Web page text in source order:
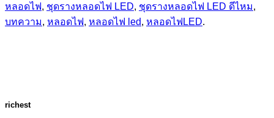
หลอดไฟ, ชุดรางหลอดไฟ LED, ชุดรางหลอดไฟ LED ดีไหม,
บทความ, หลอดไฟ, หลอดไฟ led, หลอดไฟLED.
richest